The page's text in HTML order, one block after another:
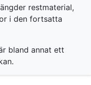
restmaterial,
i den fortsatta
bland annat ett